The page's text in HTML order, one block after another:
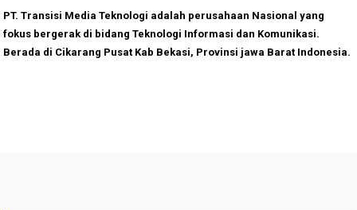
PT. Transisi Media Teknologi adalah perusahaan Nasional yang
fokus bergerak di bidang Teknologi Informasi dan Komunikasi.
Berada di Cikarang Pusat Kab Bekasi, Provinsi jawa Barat Indonesia.